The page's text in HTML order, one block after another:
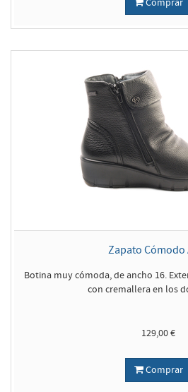
Comprar
Zapato Cómodo
Botina muy cómoda, de ancho 16.
con cremallera en los
129,00 €
Comprar